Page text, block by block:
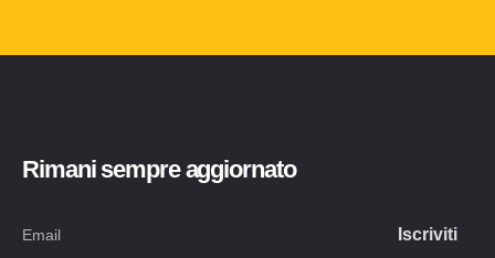
Rimani sempre aggiornato